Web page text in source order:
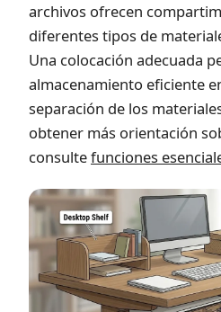
archivos ofrecen
diferentes tipos de
Una colocación adecuada
almacenamiento eficiente
separación de los
obtener más orientación
consultefunciones